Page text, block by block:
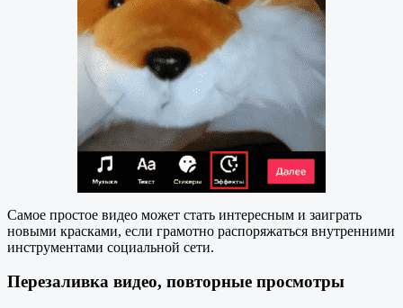
Самое простое видео может стать интересным и заиграть
новыми красками, если грамотно распоряжаться внутренними
инструментами социальной сети.
Перезаливка видео, повторные просмотры